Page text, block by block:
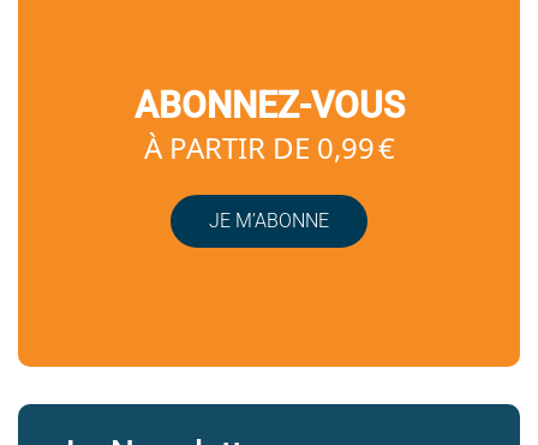
ABONNEZ-VOUS
À PARTIR DE 0,99 €
JE M’ABONNE